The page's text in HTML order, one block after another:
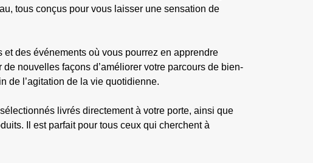
tous conçus pour vous laisser une sensation de
des événements où vous pourrez en apprendre
nouvelles façons d’améliorer votre parcours de bien-
de l’agitation de la vie quotidienne.
livrés directement à votre porte, ainsi que
Il est parfait pour tous ceux qui cherchent à